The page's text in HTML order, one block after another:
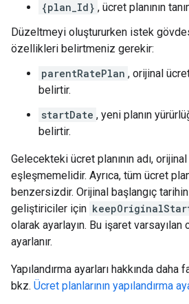
{plan_Id} , ücret planının
Düzeltmeyi oluştururken istek
özellikleri belirtmeniz gerekir:
parentRatePlan , orijinal
belirtir.
startDate , yeni planın
belirtir.
Gelecekteki ücret planının adı, orijinal
eşleşmemelidir. Ayrıca, tüm ücret
benzersizdir. Orijinal başlangıç
geliştiriciler için
olarak ayarlayın. Bu işaret varsayılan
ayarlanır.
Yapılandırma ayarları hakkında
bkz. Ücret planlarının yapılandırma